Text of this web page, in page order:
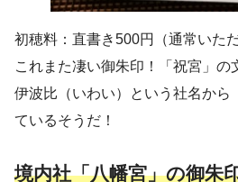
初穂料：直書き500円（通常いた
これまた凄い御朱印！「祝宮」の
伊波比（いわい）という社名から
ているそうだ！
境内社「八幡宮」の御朱